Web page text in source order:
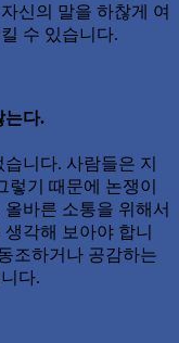
신의 말을 하찮게 여
수 있습니다.
는다.
니다. 사람들은 지
기 때문에 논쟁이
바른 소통을 위해서
각해 보아야 합니
조하거나 공감하는
다.